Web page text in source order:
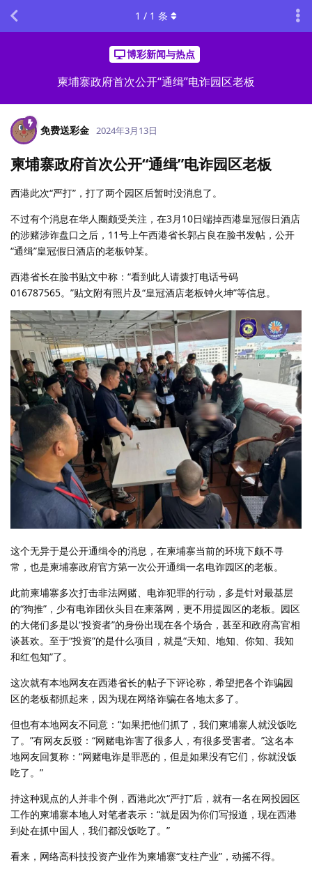
博彩新闻与热点
柬埔寨政府首次公开“通缉”电诈园区老板
1 / 1 条
免费送彩金 2024年3月13日
柬埔寨政府首次公开“通缉”电诈园区老板
西港此次“严打”，打了两个园区后暂时没消息了。
不过有个消息在华人圈颇受关注，在3月10日端掉西港皇冠假日酒店
的涉赌涉诈盘口之后，11号上午西港省长郭占良在脸书发帖，公开
“通缉”皇冠假日酒店的老板钟某。
西港省长在脸书贴文中称：“看到此人请拨打电话号码
016787565。”贴文附有照片及“皇冠酒店老板钟火坤”等信息。
这个无异于是公开通缉令的消息，在柬埔寨当前的环境下颇不寻
常，也是柬埔寨政府官方第一次公开通缉一名电诈园区的老板。
此前柬埔寨多次打击非法网赌、电诈犯罪的行动，多是针对最基层
的“狗推”，少有电诈团伙头目在柬落网，更不用提园区的老板。园区
的大佬们多是以“投资者”的身份出现在各个场合，甚至和政府高官相
谈甚欢。至于“投资”的是什么项目，就是“天知、地知、你知、我知
和红包知”了。
这次就有本地网友在西港省长的帖子下评论称，希望把各个诈骗园
区的老板都抓起来，因为现在网络诈骗在各地太多了。
但也有本地网友不同意：“如果把他们抓了，我们柬埔寨人就没饭吃
了。”有网友反驳：“网赌电诈害了很多人，有很多受害者。”这名本
地网友回复称：“网赌电诈是罪恶的，但是如果没有它们，你就没饭
吃了。”
持这种观点的人并非个例，西港此次“严打”后，就有一名在网投园区
工作的柬埔寨本地人对笔者表示：“就是因为你们写报道，现在西港
到处在抓中国人，我们都没饭吃了。”
看来，网络高科技投资产业作为柬埔寨“支柱产业”，动摇不得。